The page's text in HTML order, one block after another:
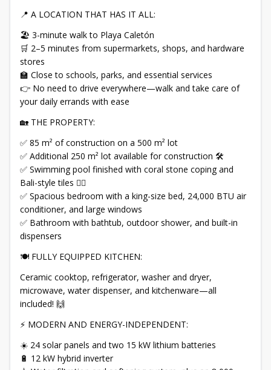
📍 A LOCATION THAT HAS IT ALL:
🏖️ 3-minute walk to Playa Caletón
🛒 2–5 minutes from supermarkets, shops, and hardware
stores
🏫 Close to schools, parks, and essential services
👉 No need to drive everywhere—walk and take care of
your daily errands with ease
🏡 THE PROPERTY:
✅ 85 m² of construction on a 500 m² lot
✅ Additional 250 m² lot available for construction 🛠️
✅ Swimming pool finished with coral stone coping and
Bali-style tiles 🏊‍♂️
✅ Spacious bedroom with a king-size bed, 24,000 BTU air
conditioner, and large windows
✅ Bathroom with bathtub, outdoor shower, and built-in
dispensers
🍽️ FULLY EQUIPPED KITCHEN:
Ceramic cooktop, refrigerator, washer and dryer,
microwave, water dispenser, and kitchenware—all
included! 🙌
⚡ MODERN AND ENERGY-INDEPENDENT:
☀️ 24 solar panels and two 15 kW lithium batteries
🔋 12 kW hybrid inverter